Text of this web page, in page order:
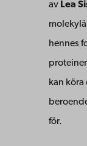
av Lea
hennes
kan
för.